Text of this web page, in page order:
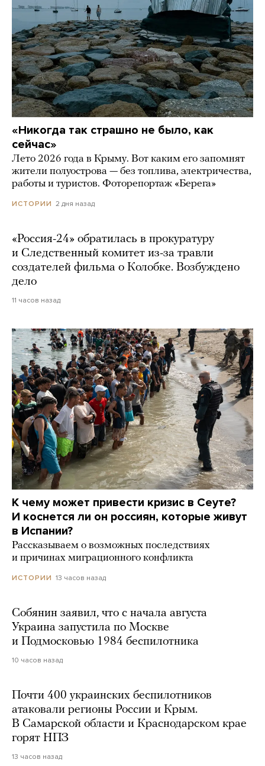
«Никогда так страшно не было, как
сейчас»
Лето 2026 года в Крыму. Вот каким его запомнят
жители полуострова — без топлива, электричества,
работы и туристов. Фоторепортаж «Берега»
ИСТОРИИ 2 дня назад
«Россия-24» обратилась в прокуратуру
и Следственный комитет из-за травли
создателей фильма о Колобке. Возбуждено
дело
11 часов назад
К чему может привести кризис в Сеуте?
И коснется ли он россиян, которые живут
в Испании?
Рассказываем о возможных последствиях
и причинах миграционного конфликта
ИСТОРИИ 13 часов назад
Собянин заявил, что с начала августа
Украина запустила по Москве
и Подмосковью 1984 беспилотника
10 часов назад
Почти 400 украинских беспилотников
атаковали регионы России и Крым.
В Самарской области и Краснодарском крае
горят НПЗ
13 часов назад